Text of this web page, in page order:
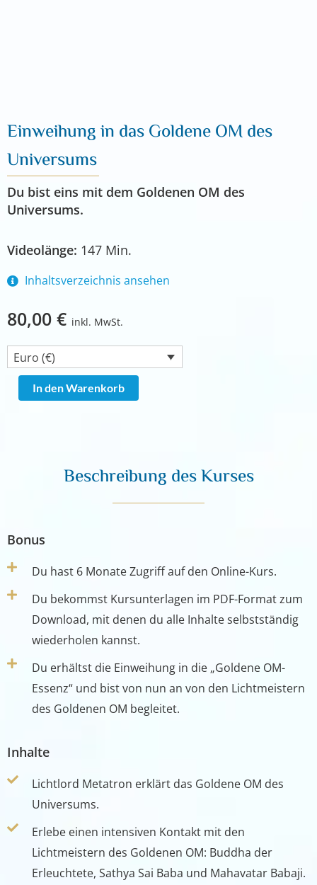
Einweihung in das Goldene OM des
Universums
Du bist eins mit dem Goldenen OM des
Universums.
Videolänge: 147 Min.
Inhaltsverzeichnis ansehen
80,00 € inkl. MwSt.
Euro (€)
Einweihung
In den Warenkorb
Beschreibung des Kurses
Bonus
Du hast 6 Monate Zugriff auf den Online-Kurs.
Du bekommst Kursunterlagen im PDF-Format zum
Download, mit denen du alle Inhalte selbstständig
wiederholen kannst.
Du erhältst die Einweihung in die „Goldene OM-
Essenz“ und bist von nun an von den Lichtmeistern
des Goldenen OM begleitet.
Inhalte
Lichtlord Metatron erklärt das Goldene OM des
Universums.
Erlebe einen intensiven Kontakt mit den
Lichtmeistern des Goldenen OM: Buddha der
Erleuchtete, Sathya Sai Baba und Mahavatar Babaji.